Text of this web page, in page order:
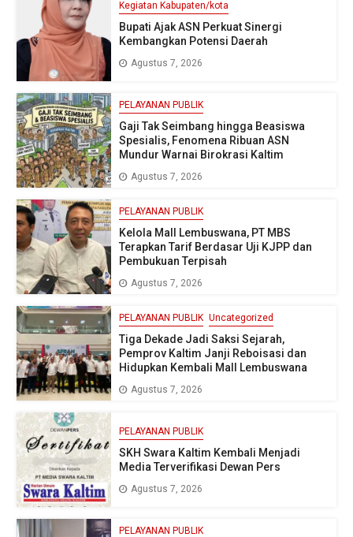
Kegiatan Kabupaten/kota
Bupati Ajak ASN Perkuat Sinergi
Kembangkan Potensi Daerah
Agustus 7, 2026
PELAYANAN PUBLIK
Gaji Tak Seimbang hingga Beasiswa
Spesialis, Fenomena Ribuan ASN
Mundur Warnai Birokrasi Kaltim
Agustus 7, 2026
PELAYANAN PUBLIK
Kelola Mall Lembuswana, PT MBS
Terapkan Tarif Berdasar Uji KJPP dan
Pembukuan Terpisah
Agustus 7, 2026
PELAYANAN PUBLIK Uncategorized
Tiga Dekade Jadi Saksi Sejarah,
Pemprov Kaltim Janji Reboisasi dan
Hidupkan Kembali Mall Lembuswana
Agustus 7, 2026
PELAYANAN PUBLIK
SKH Swara Kaltim Kembali Menjadi
Media Terverifikasi Dewan Pers
Agustus 7, 2026
PELAYANAN PUBLIK